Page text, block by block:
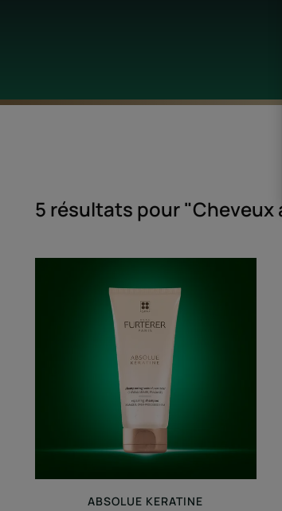
5 résultats pour
soin
réparateur
ABSOLUE KERATINE